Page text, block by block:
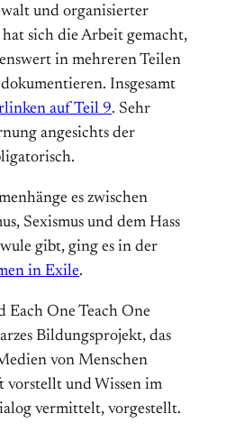
und organisierter
sich die Arbeit gemacht,
in mehreren Teilen
Insgesamt
auf Teil 9. Sehr
angesichts der
es zwischen
Sexismus und dem Hass
gibt, ging es in der
in Exile.
Each One Teach One
Bildungsprojekt, das
von Menschen
und Wissen im
vermittelt, vorgestellt.